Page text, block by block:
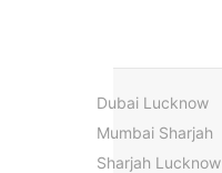
Dubai Lucknow
Mumbai Sharjah
Sharjah Lucknow